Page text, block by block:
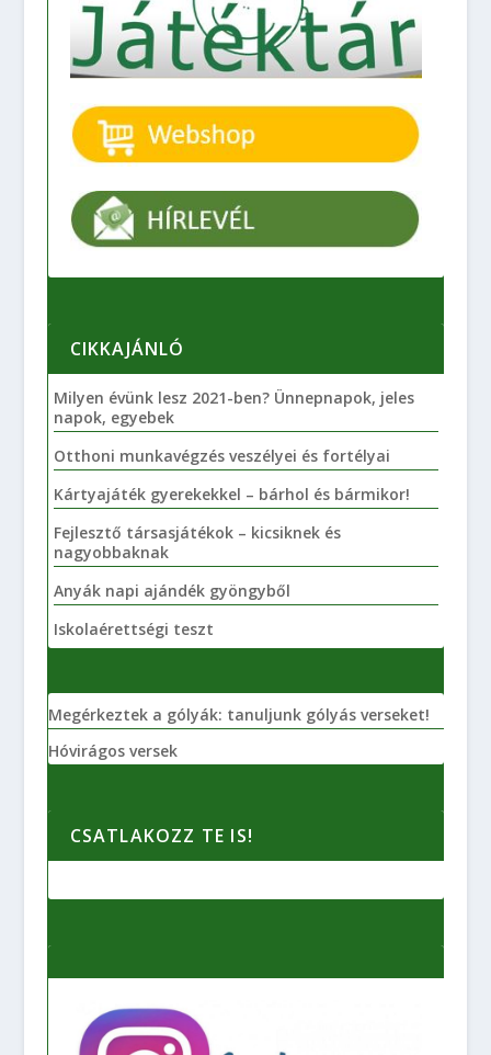
CIKKAJÁNLÓ
Milyen évünk lesz 2021-ben? Ünnepnapok, jeles
napok, egyebek
Otthoni munkavégzés veszélyei és fortélyai
Kártyajáték gyerekekkel – bárhol és bármikor!
Fejlesztő társasjátékok – kicsiknek és
nagyobbaknak
Anyák napi ajándék gyöngyből
Iskolaérettségi teszt
Megérkeztek a gólyák: tanuljunk gólyás verseket!
Hóvirágos versek
CSATLAKOZZ TE IS!